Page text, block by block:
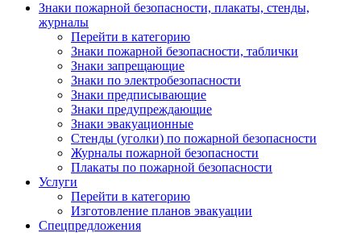
Знаки пожарной безопасности, плакаты, стенды,
журналы
Перейти в категорию
Знаки пожарной безопасности, таблички
Знаки запрещающие
Знаки по электробезопасности
Знаки предписывающие
Знаки предупреждающие
Знаки эвакуационные
Стенды (уголки) по пожарной безопасности
Журналы пожарной безопасности
Плакаты по пожарной безопасности
Услуги
Перейти в категорию
Изготовление планов эвакуации
Спецпредложения